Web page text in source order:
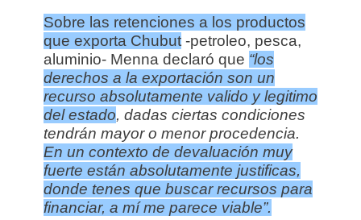
Sobre las retenciones a los productos
que exporta Chubut-petroleo, pesca,
aluminio- Menna declaró que “los
derechos a la exportación son un
recurso absolutamente valido y legitimo
del estado, dadas ciertas condiciones
tendrán mayor o menor procedencia.
En un contexto de devaluación muy
fuerte están absolutamente justificas,
donde tenes que buscar recursos para
financiar, a mí me parece viable”.